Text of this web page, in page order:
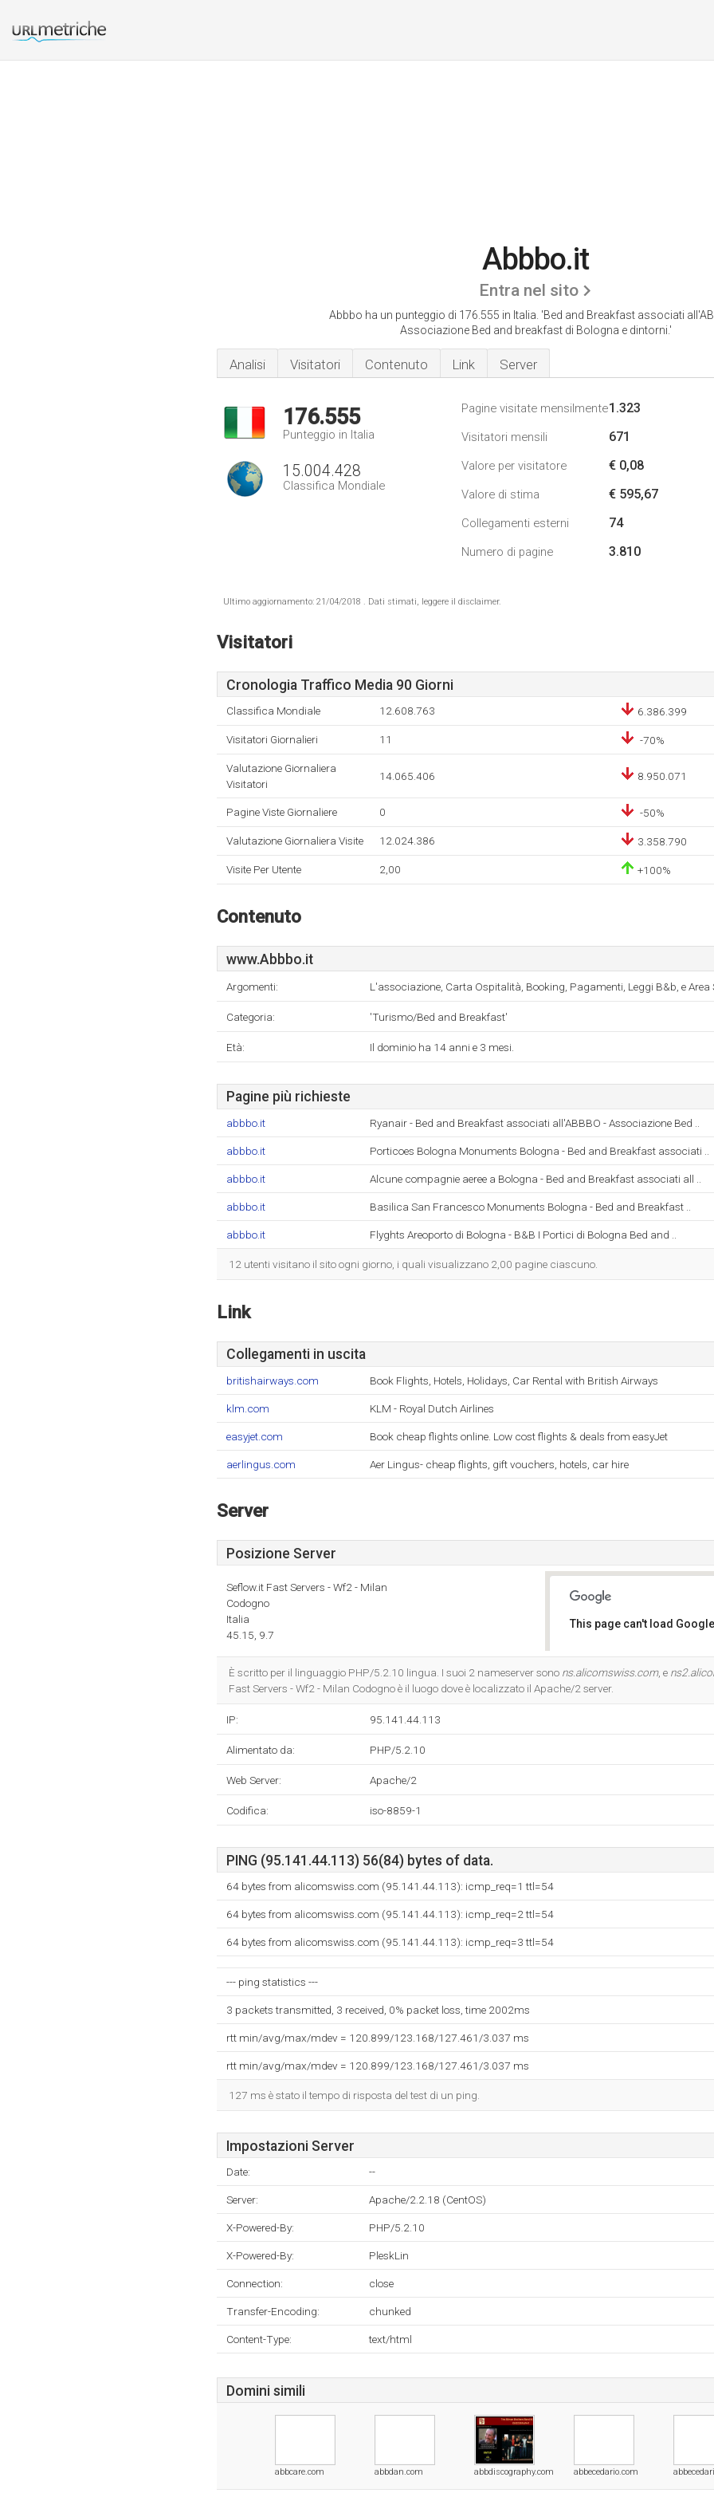
Abbbo.it
Entra nel sito
Abbbo ha un punteggio di 176.555 in Italia. 'Bed and Breakfast associati
Associazione Bed and breakfast di Bologna e dintorni.'
Analisi Visitatori Contenuto Link Server
176.555
Punteggio in Italia
15.004.428
Classifica Mondiale
Pagine visitate mensilmente1.323
Visitatori mensili 671
Valore per visitatore € 0,08
Valore di stima € 595,67
Collegamenti esterni 74
Numero di pagine 3.810
Ultimo aggiornamento: 21/04/2018 . Dati stimati, leggere il disclaimer.
Visitatori
Cronologia Traffico Media 90 Giorni
Classifica Mondiale 12.608.763 6.386.399
Visitatori Giornalieri 11 -70%
Valutazione Giornaliera
Visitatori
14.065.406 8.950.071
Pagine Viste Giornaliere 0 -50%
Valutazione Giornaliera Visite 12.024.386 3.358.790
Visite Per Utente 2,00 +100%
Contenuto
www.Abbbo.it
Argomenti: L'associazione, Carta Ospitalità, Booking, Pagamenti, Leggi B&b, e Area
Categoria: 'Turismo/Bed and Breakfast'
Età: Il dominio ha 14 anni e 3 mesi.
Pagine più richieste
abbbo.it Ryanair - Bed and Breakfast associati all'ABBBO - Associazione Bed ..
abbbo.it Porticoes Bologna Monuments Bologna - Bed and Breakfast associati ..
abbbo.it Alcune compagnie aeree a Bologna - Bed and Breakfast associati all ..
abbbo.it Basilica San Francesco Monuments Bologna - Bed and Breakfast ..
abbbo.it Flyghts Areoporto di Bologna - B&B I Portici di Bologna Bed and ..
12 utenti visitano il sito ogni giorno, i quali visualizzano 2,00 pagine ciascuno.
Link
Collegamenti in uscita
britishairways.com Book Flights, Hotels, Holidays, Car Rental with British Airways
klm.com KLM - Royal Dutch Airlines
easyjet.com Book cheap flights online. Low cost flights & deals from easyJet
aerlingus.com Aer Lingus- cheap flights, gift vouchers, hotels, car hire
Server
Posizione Server
Seflow.it Fast Servers - Wf2 - Milan
Codogno
Italia
45.15, 9.7
This page can't load
È scritto per il linguaggio PHP/5.2.10 lingua. I suoi 2 nameserver sono ns.alicomswiss.com, e
Fast Servers - Wf2 - Milan Codogno è il luogo dove è localizzato il Apache/2 server.
IP: 95.141.44.113
Alimentato da: PHP/5.2.10
Web Server: Apache/2
Codifica: iso-8859-1
PING (95.141.44.113) 56(84) bytes of data.
64 bytes from alicomswiss.com (95.141.44.113): icmp_req=1 ttl=54
64 bytes from alicomswiss.com (95.141.44.113): icmp_req=2 ttl=54
64 bytes from alicomswiss.com (95.141.44.113): icmp_req=3 ttl=54
--- ping statistics ---
3 packets transmitted, 3 received, 0% packet loss, time 2002ms
rtt min/avg/max/mdev = 120.899/123.168/127.461/3.037 ms
rtt min/avg/max/mdev = 120.899/123.168/127.461/3.037 ms
127 ms è stato il tempo di risposta del test di un ping.
Impostazioni Server
Date: --
Server: Apache/2.2.18 (CentOS)
X-Powered-By: PHP/5.2.10
X-Powered-By: PleskLin
Connection: close
Transfer-Encoding: chunked
Content-Type: text/html
Domini simili
abbcare.com abbdan.com abbdiscography.com abbecedario.com